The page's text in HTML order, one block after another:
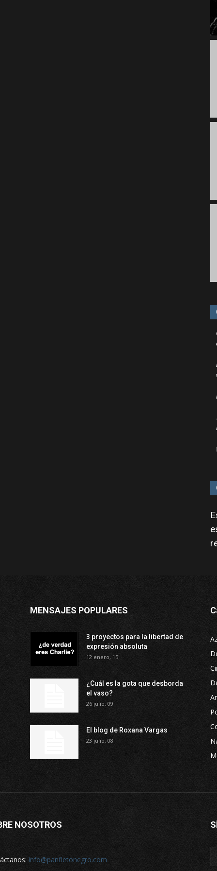
MENSAJES POPULARES
3 proyectos para la libertad de
expresión absoluta
12 enero, 15
¿Cuál es la gota que desborda
el vaso?
26 julio, 09
El blog de Roxana Vargas
23 julio, 08
NOSOTROS
info@panfletonegro.com